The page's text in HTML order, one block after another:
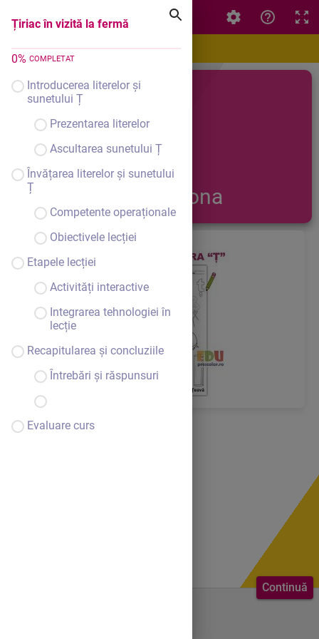
Țiriac în vizită la fermă
0% COMPLETAT
Introducerea literelor și
sunetului Ț
Prezentarea literelor
Ascultarea sunetului Ț
Învățarea literelor și sunetului
Ț
Competente operaționale
Obiectivele lecției
Etapele lecției
Activități interactive
Integrarea tehnologiei în
lecție
Recapitularea și concluziile
Întrebări și răspunsuri
Evaluare curs
Continuă
Țiriac în vizită la fermă
La fermă
Matei Simona